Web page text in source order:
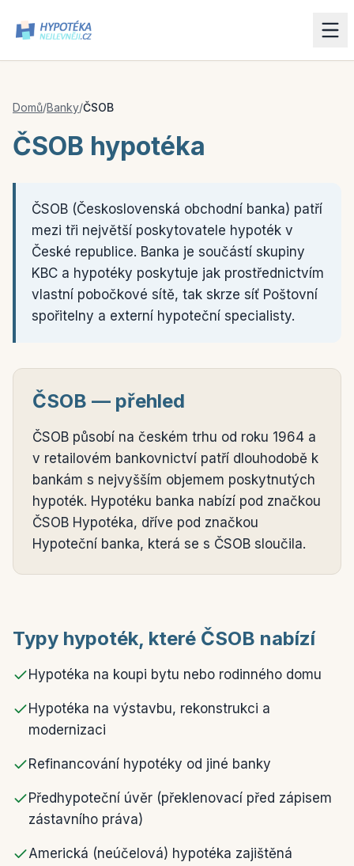
Domů/Banky/ČSOB
ČSOB hypotéka
ČSOB (Československá obchodní banka) patří
mezi tři největší poskytovatele hypoték v
České republice. Banka je součástí skupiny
KBC a hypotéky poskytuje jak prostřednictvím
vlastní pobočkové sítě, tak skrze síť Poštovní
spořitelny a externí hypoteční specialisty.
ČSOB — přehled
ČSOB působí na českém trhu od roku 1964 a
v retailovém bankovnictví patří dlouhodobě k
bankám s nejvyšším objemem poskytnutých
hypoték. Hypotéku banka nabízí pod značkou
ČSOB Hypotéka, dříve pod značkou
Hypoteční banka, která se s ČSOB sloučila.
Typy hypoték, které ČSOB nabízí
Hypotéka na koupi bytu nebo rodinného domu
Hypotéka na výstavbu, rekonstrukci a
modernizaci
Refinancování hypotéky od jiné banky
Předhypoteční úvěr (překlenovací před zápisem
zástavního práva)
Americká (neúčelová) hypotéka zajištěná